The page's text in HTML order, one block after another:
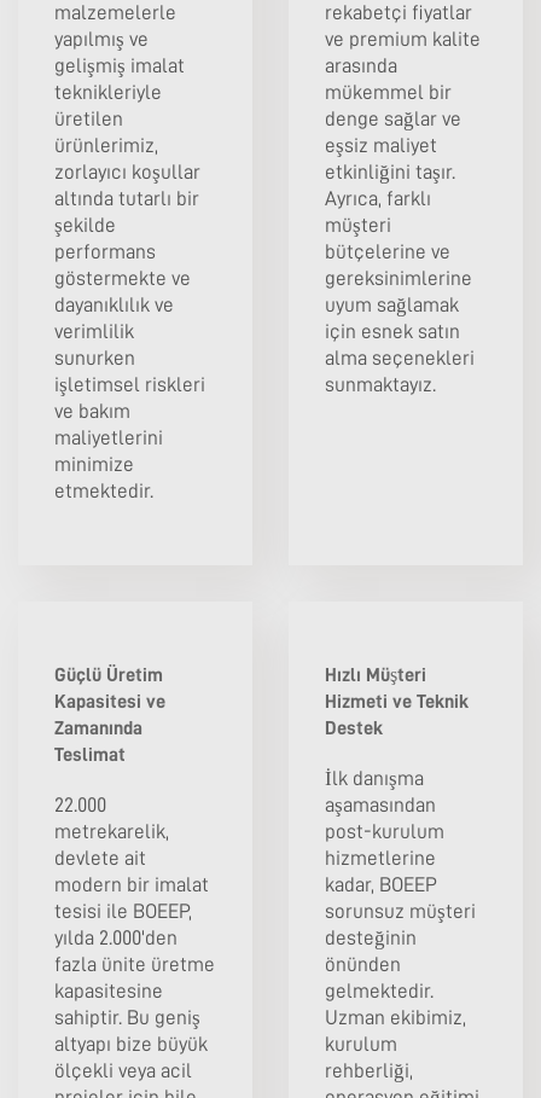
malzemelerle
yapılmış ve
gelişmiş imalat
teknikleriyle
üretilen
ürünlerimiz,
zorlayıcı koşullar
altında tutarlı bir
şekilde
performans
göstermekte ve
dayanıklılık ve
verimlilik
sunurken
işletimsel riskleri
ve bakım
maliyetlerini
minimize
etmektedir.
rekabetçi fiyatlar
ve premium kalite
arasında
mükemmel bir
denge sağlar ve
eşsiz maliyet
etkinliğini taşır.
Ayrıca, farklı
müşteri
bütçelerine ve
gereksinimlerine
uyum sağlamak
için esnek satın
alma seçenekleri
sunmaktayız.
Güçlü Üretim
Kapasitesi ve
Zamanında
Teslimat
22.000
metrekarelik,
devlete ait
modern bir imalat
tesisi ile BOEEP,
yılda 2.000'den
fazla ünite üretme
kapasitesine
sahiptir. Bu geniş
altyapı bize büyük
ölçekli veya acil
Hızlı Müşteri
Hizmeti ve Teknik
Destek
İlk danışma
aşamasından
post-kurulum
hizmetlerine
kadar, BOEEP
sorunsuz müşteri
desteğinin
önünden
gelmektedir.
Uzman ekibimiz,
kurulum
rehberliği,